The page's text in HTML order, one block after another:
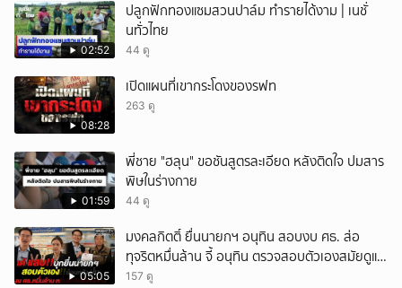
02:52
ปลูกฟักทองแซมสวนปาล์ม ทำรายได้งาม | เนชั่
นทั่วไทย
44 ดู
08:28
เปิดแผนที่เขากระโดงของรฟท
263 ดู
01:59
พี่ชาย "ฮลุน" ขอชันสูตรละเอียด หลังติดใจ ปมสาร
พิษในร่างกาย
44 ดู
05:05
มงคลกิตติ์ ยื่นนายกฯ อนุทิน สอบงบ ศธ. ส่อ
ทุจริตหมื่นล้าน จี้ อนุทิน ตรวจสอบตัวเองสมัยดูแล
ศธ.
157 ดู